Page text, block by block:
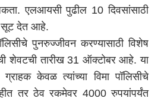
एलआयसी पुढील 10 दिवसांसाठी
सूट देत आहे.
पुनरुज्जीवन करण्यासाठी विशेष
शेवटची तारीख 31 ऑक्टोबर आहे. या
केवळ त्यांच्या विमा पॉलिसीचे
तर ठेव रकमेवर 4000 रुपयांपर्यंत